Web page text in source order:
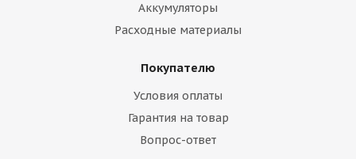
Аккумуляторы
Расходные материалы
Покупателю
Условия оплаты
Гарантия на товар
Вопрос-ответ